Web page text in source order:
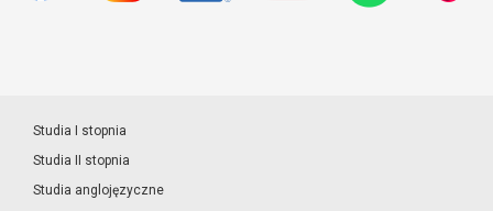
Studia I stopnia
Studia II stopnia
Studia anglojęzyczne